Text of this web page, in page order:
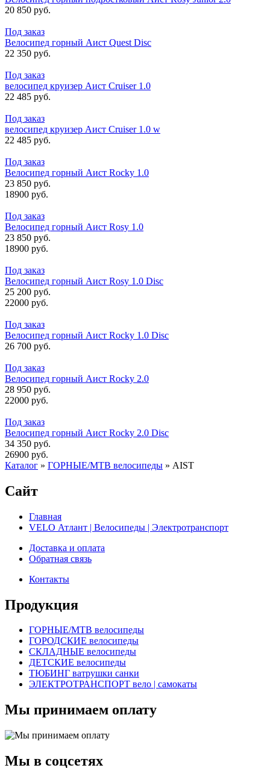
20 850 руб.
Под заказ
Велосипед горный Аист Quest Disc
22 350 руб.
Под заказ
велосипед круизер Аист Cruiser 1.0
22 485 руб.
Под заказ
велосипед круизер Аист Cruiser 1.0 w
22 485 руб.
Под заказ
Велосипед горный Аист Rocky 1.0
23 850 руб.
18900 руб.
Под заказ
Велосипед горный Аист Rosy 1.0
23 850 руб.
18900 руб.
Под заказ
Велосипед горный Аист Rosy 1.0 Disc
25 200 руб.
22000 руб.
Под заказ
Велосипед горный Аист Rocky 1.0 Disc
26 700 руб.
Под заказ
Велосипед горный Аист Rocky 2.0
28 950 руб.
22000 руб.
Под заказ
Велосипед горный Аист Rocky 2.0 Disc
34 350 руб.
26900 руб.
Каталог » ГОРНЫЕ/MTB велосипеды » AIST
Сайт
Главная
VELO Атлант | Велосипеды | Электротранспорт
Доставка и оплата
Обратная связь
Контакты
Продукция
ГОРНЫЕ/MTB велосипеды
ГОРОДСКИЕ велосипеды
СКЛАДНЫЕ велосипеды
ДЕТСКИЕ велосипеды
ТЮБИНГ ватрушки санки
ЭЛЕКТРОТРАНСПОРТ вело | самокаты
Мы принимаем оплату
Мы в соцсетях